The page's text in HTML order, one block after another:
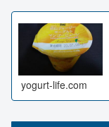
yogurt-life.com